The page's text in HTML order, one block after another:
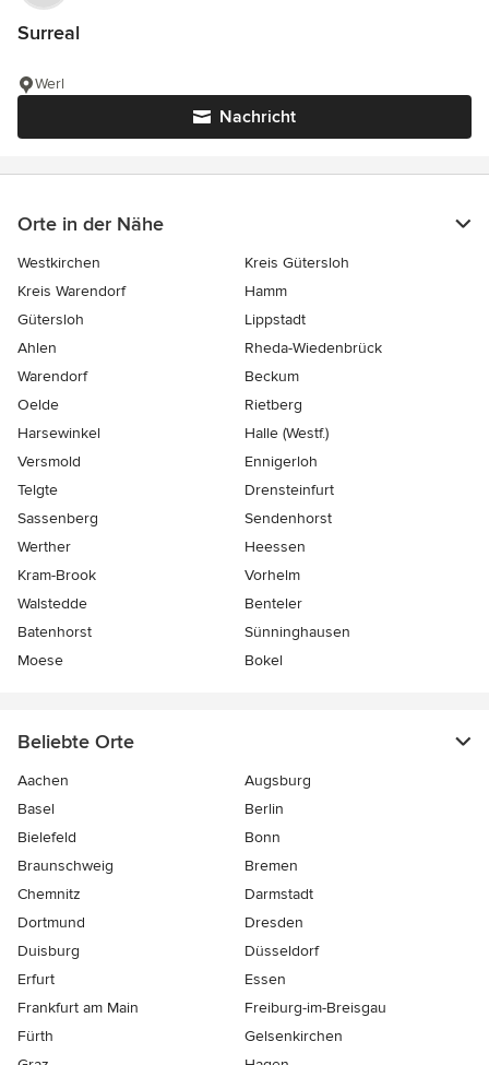
Surreal
Nachricht
Werl
Orte in der Nähe
Westkirchen
Kreis Gütersloh
Kreis Warendorf
Hamm
Gütersloh
Lippstadt
Ahlen
Rheda-Wiedenbrück
Warendorf
Beckum
Oelde
Rietberg
Harsewinkel
Halle (Westf.)
Versmold
Ennigerloh
Telgte
Drensteinfurt
Sassenberg
Sendenhorst
Werther
Heessen
Kram-Brook
Vorhelm
Walstedde
Benteler
Batenhorst
Sünninghausen
Moese
Bokel
Beliebte Orte
Aachen
Augsburg
Basel
Berlin
Bielefeld
Bonn
Braunschweig
Bremen
Chemnitz
Darmstadt
Dortmund
Dresden
Duisburg
Düsseldorf
Erfurt
Essen
Frankfurt am Main
Freiburg-im-Breisgau
Fürth
Gelsenkirchen